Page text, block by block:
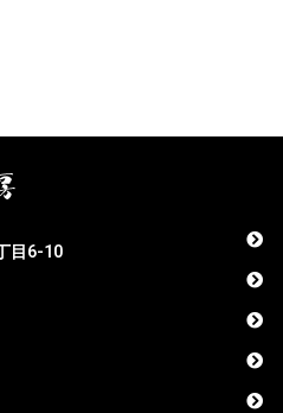
目6-10